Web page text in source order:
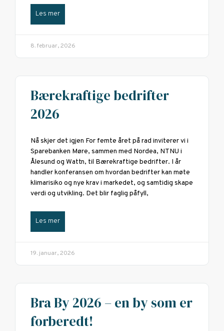
Les mer
8. februar, 2026
Bærekraftige bedrifter
2026
Nå skjer det igjen For femte året på rad inviterer vi i
Sparebanken Møre, sammen med Nordea, NTNU i
Ålesund og Wattn, til Bærekraftige bedrifter. I år
handler konferansen om hvordan bedrifter kan møte
klimarisiko og nye krav i markedet, og samtidig skape
verdi og utvikling. Det blir faglig påfyll,
Les mer
19. januar, 2026
Bra By 2026 – en by som er
forberedt!